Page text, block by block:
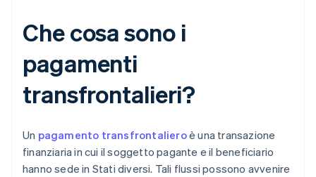
Che cosa sono i
pagamenti
transfrontalieri?
Un pagamento transfrontalieroè una transazione
finanziaria in cui il soggetto pagante e il beneficiario
hanno sede in Stati diversi. Tali flussi possono avvenire